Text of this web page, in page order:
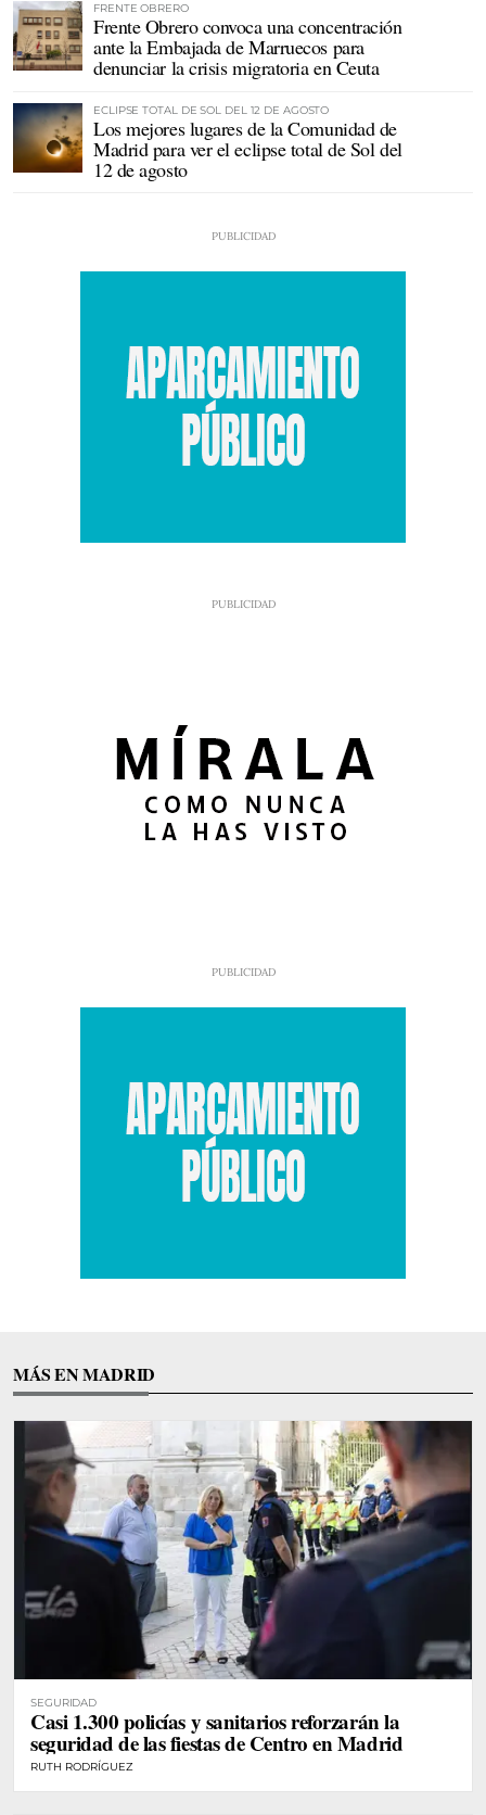
FRENTE OBRERO
Frente Obrero convoca una concentración
ante la Embajada de Marruecos para
denunciar la crisis migratoria en Ceuta
ECLIPSE TOTAL DE SOL DEL 12 DE AGOSTO
Los mejores lugares de la Comunidad de
Madrid para ver el eclipse total de Sol del
12 de agosto
MÁS EN MADRID
SEGURIDAD
Casi 1.300 policías y sanitarios reforzarán la
seguridad de las fiestas de Centro en Madrid
RUTH RODRÍGUEZ